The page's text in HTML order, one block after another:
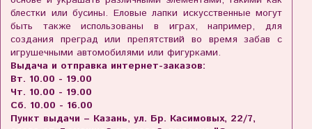
блестки или бусины. Еловые лапки искусственные могут
быть также использованы в играх, например, для
создания преград или препятствий во время забав с
игрушечными автомобилями или фигурками.
Выдача и отправка интернет-заказов:
Вт. 10.00 - 19.00
Чт. 10.00 - 19.00
Сб. 10.00 - 16.00
Пункт выдачи – Казань, ул. Бр. Касимовых, 22/7,